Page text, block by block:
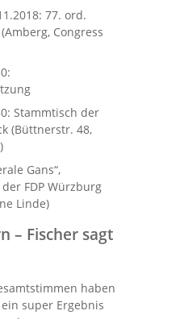
77. ord.
Congress
Stammtisch der
(Büttnerstr. 48,
Gans“,
FDP Würzburg
Linde)
– Fischer sagt
haben
super Ergebnis